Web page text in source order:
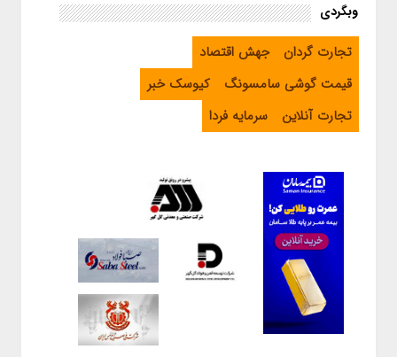
وبگردی
تجارت گردان
جهش اقتصاد
قیمت گوشی سامسونگ
کیوسک خبر
تجارت آنلاین
سرمایه فردا